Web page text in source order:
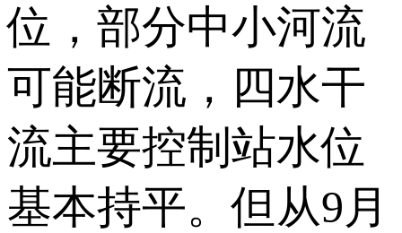
位，部分中小河流
可能断流，四水干
流主要控制站水位
基本持平。但从9月